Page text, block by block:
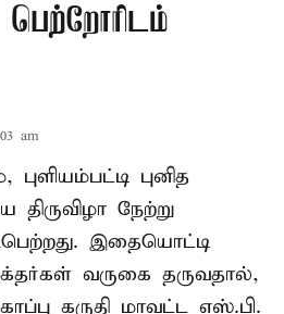
am
புளியம்பட்டி புனித
நேற்று
இதையொட்டி
வருகை தருவதால்,
கருதி மாவட்ட எஸ்.பி.